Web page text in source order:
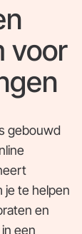
voor
gebouwd
je te helpen
en
een